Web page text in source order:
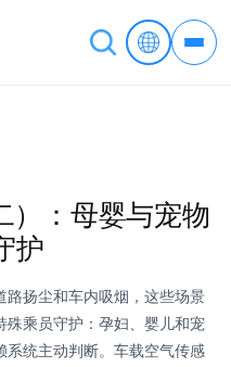
）：母婴与宠物
护
路扬尘和车内吸烟，这些场景
殊乘员守护：孕妇、婴儿和宠
系统主动判断。车载空气传感